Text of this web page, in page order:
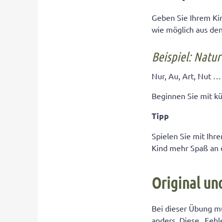
Geben Sie Ihrem
wie möglich aus
Beispiel: Natur
Nur, Au, Art, Nut …
Beginnen Sie mit
Tipp
Spielen Sie mit
Kind mehr Spaß
Original
Bei dieser Übung